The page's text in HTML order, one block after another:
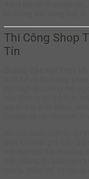
Thi Công Shop
Tín